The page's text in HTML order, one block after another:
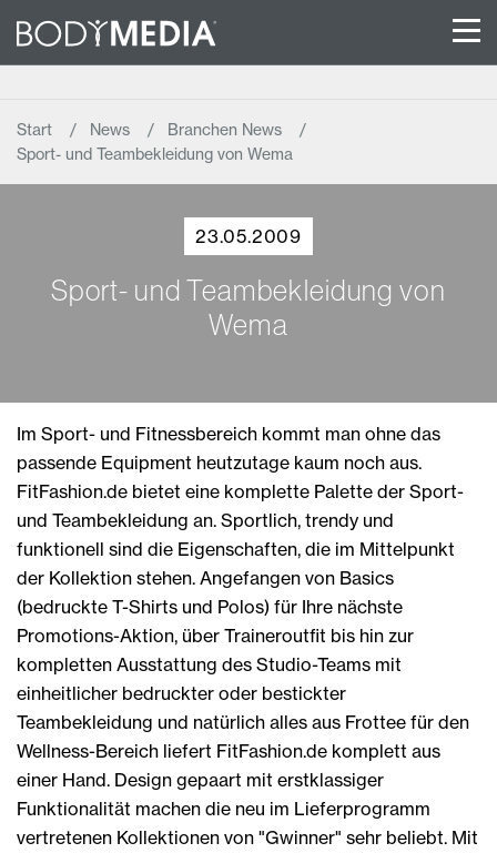
Start News
Branchen News
Sport- und Teambekleidung von Wema
23.05.2009
Sport- und Teambekleidung von
Wema
Im Sport- und Fitnessbereich kommt man ohne das
passende Equipment heutzutage kaum noch aus.
FitFashion.de bietet eine komplette Palette der Sport-
und Teambekleidung an. Sportlich, trendy und
funktionell sind die Eigenschaften, die im Mittelpunkt
der Kollektion stehen. Angefangen von Basics
(bedruckte T-Shirts und Polos) für Ihre nächste
Promotions-Aktion, über Traineroutfit bis hin zur
kompletten Ausstattung des Studio-Teams mit
einheitlicher bedruckter oder bestickter
Teambekleidung und natürlich alles aus Frottee für den
Wellness-Bereich liefert FitFashion.de komplett aus
einer Hand. Design gepaart mit erstklassiger
Funktionalität machen die neu im Lieferprogramm
vertretenen Kollektionen von "Gwinner" sehr beliebt. Mit